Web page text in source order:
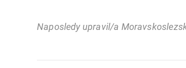
Naposledy upravil/a